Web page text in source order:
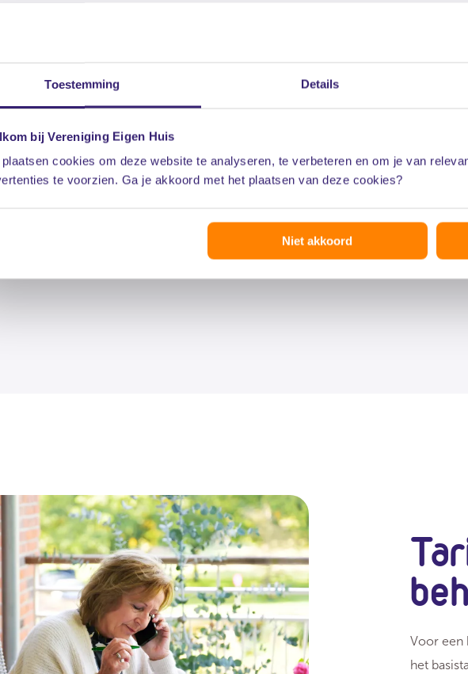
Toestemming Details
bij Vereniging Eigen Huis
plaatsen cookies om deze website te analyseren, te verbeteren en om je van
te voorzien. Ga je akkoord met het plaatsen van deze cookies?
Niet akkoord
3.
We
4.
Een van
contact
Voor een
het